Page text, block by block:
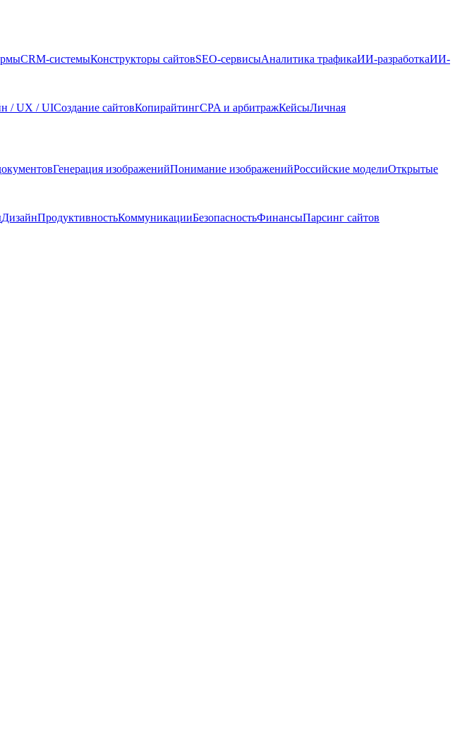
CRM-системыКонструкторы сайтовSEO-сервисыАналитика трафикаИИ-разработкаИИ-
/ UX / UIСоздание сайтовКопирайтингCPA и арбитражКейсыЛичная
Генерация изображенийПонимание изображенийРоссийские моделиОткрытые
ДизайнПродуктивностьКоммуникацииБезопасностьФинансыПарсинг сайтов